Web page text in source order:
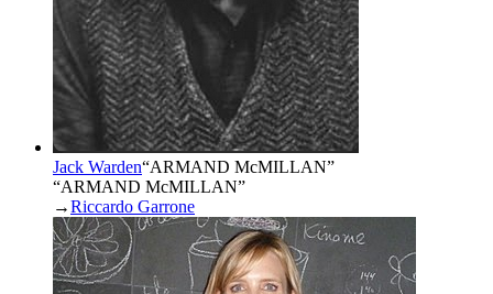
Jack Warden“ARMAND McMILLAN”
“ARMAND McMILLAN”
→Riccardo Garrone